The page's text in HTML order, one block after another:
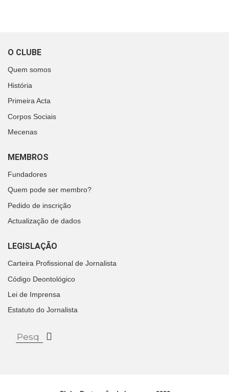
O CLUBE
Quem somos
História
Primeira Acta
Corpos Sociais
Mecenas
MEMBROS
Fundadores
Quem pode ser membro?
Pedido de inscrição
Actualização de dados
LEGISLAÇÃO
Carteira Profissional de Jornalista
Código Deontológico
Lei de Imprensa
Estatuto do Jornalista